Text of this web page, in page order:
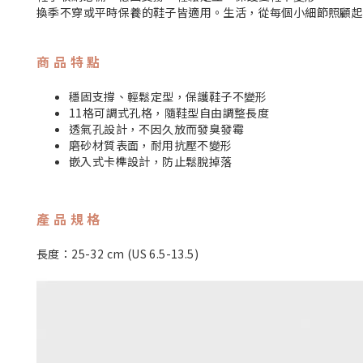
換季不穿或平時保養的鞋子皆適用。生活，從每個小細節照顧
商 品 特 點
穩固支撐、輕鬆定型，保護鞋子不變形
11格可調式孔格，隨鞋型自由調整長度
透氣孔設計，不因久放而發臭發霉
磨砂材質表面，耐用抗壓不變形
嵌入式卡榫設計，防止鬆脫掉落
產 品 規 格
長度：25-32 cm (US 6.5-13.5)